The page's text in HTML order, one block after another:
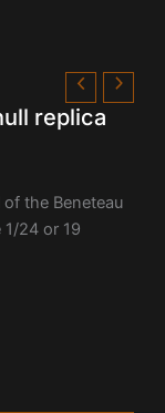
replica
the Beneteau
1/24 or 19